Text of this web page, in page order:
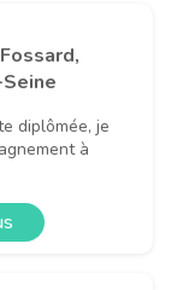
diplômée, je
à